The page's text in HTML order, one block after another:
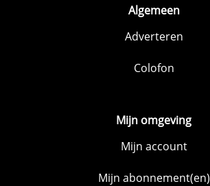
Algemeen
Adverteren
Colofon
Mijn omgeving
Mijn account
Mijn abonnement(en)